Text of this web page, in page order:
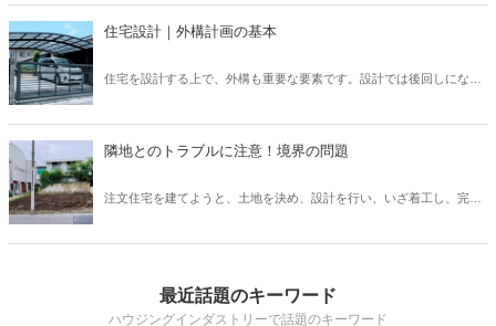
特徴について、また運転を止めるリスクなどを解説したいと思いま
す。
選んだのか、なかなか知らないと思います。しかし、新築住宅では何
かしらの考えがあって植栽を選んでいます。この植栽一つでもお家の
て、それぞれの樹木について知ることで、お客様へも適切に提案でき
住宅設計｜外構計画の基本
住宅を設計する上で、外構も重要な要素です。設計では後回しになっ
計画を行う上で、どのようなポイントがあるのかなどについてご紹介
いたします。外構は、デザイン性や快適さだけでなく、防犯上も意味
隣地とのトラブルに注意！境界の問題
注文住宅を建てようと、土地を決め、設計を行い、いざ着工し、完成
ていなければいけないのか把握しておきましょう。
最近話題のキーワード
ハウジングインダストリーで話題のキーワード